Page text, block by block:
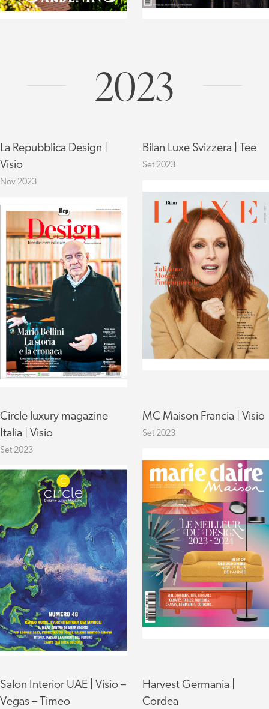
2023
La Repubblica Design |
Visio
Nov 2023
Bilan Luxe Svizzera | Tee
Set 2023
Circle luxury magazine
Italia | Visio
Set 2023
MC Maison Francia | Visio
Set 2023
Salon Interior UAE | Visio –
Vegas – Timeo
Harvest Germania |
Cordea